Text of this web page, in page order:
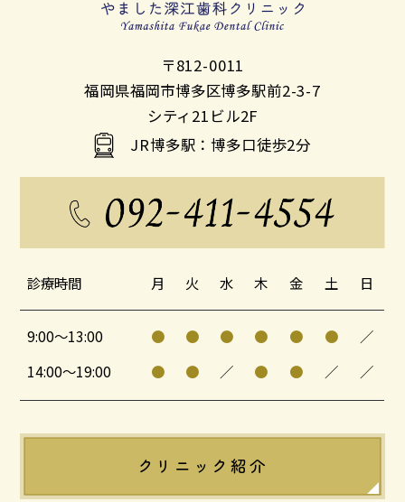
〒812-0011
福岡県福岡市博多区博多駅前2-3-7
シティ21ビル2F
JR博多駅：博多口徒歩2分
診療時間 月 火 水 木 金 土 日
9:00～13:00 ● ● ● ● ● ●
／
14:00～19:00
● ● ／ ● ● ／ ／
クリニック紹介